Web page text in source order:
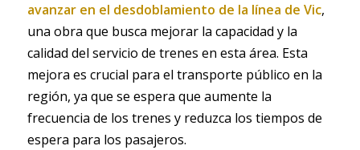
avanzar en el desdoblamiento de la línea de Vic,
una obra que busca mejorar la capacidad y la
calidad del servicio de trenes en esta área. Esta
mejora es crucial para el transporte público en la
región, ya que se espera que aumente la
frecuencia de los trenes y reduzca los tiempos de
espera para los pasajeros.